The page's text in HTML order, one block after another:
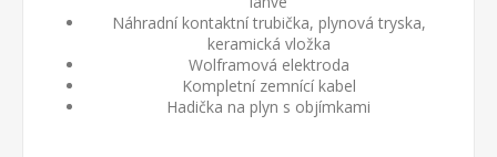
Náhradní kontaktní trubička, plynová tryska,
keramická vložka
Wolframová elektroda
Kompletní zemnící kabel
Hadička na plyn s objímkami